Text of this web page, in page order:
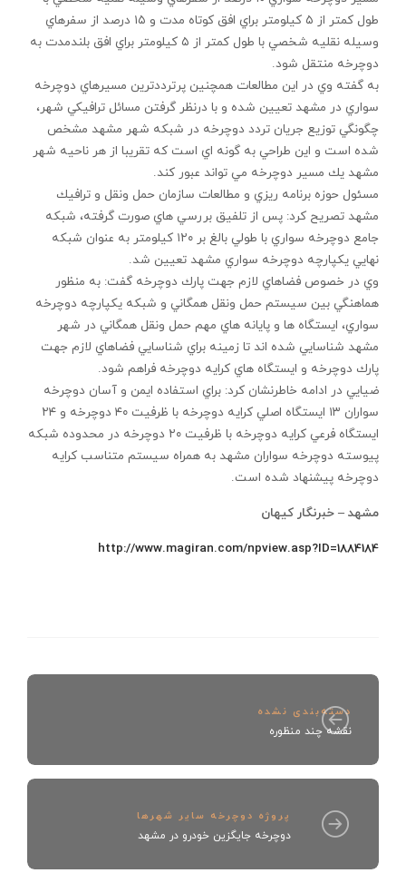
طول كمتر از ۵ كيلومتر براي افق كوتاه مدت و ۱۵ درصد از سفرهاي
وسيله نقليه شخصي با طول كمتر از ۵ كيلومتر براي افق بلندمدت به
دوچرخه منتقل شود.
به گفته وي در اين مطالعات همچنين پرترددترين مسيرهاي دوچرخه
سواري در مشهد تعيين شده و با درنظر گرفتن مسائل ترافيكي شهر،
چگونگي توزيع جريان تردد دوچرخه در شبكه شهر مشهد مشخص
شده است و اين طراحي به گونه اي است كه تقريبا از هر ناحيه شهر
مشهد يك مسير دوچرخه مي تواند عبور كند.
مسئول حوزه برنامه ريزي و مطالعات سازمان حمل ونقل و ترافيك
مشهد تصريح كرد: پس از تلفيق بررسي هاي صورت گرفته، شبكه
جامع دوچرخه سواري با طولي بالغ بر ۱۲۰ كيلومتر به عنوان شبكه
نهايي يكپارچه دوچرخه سواري مشهد تعيين شد.
وي در خصوص فضاهاي لازم جهت پارك دوچرخه گفت: به منظور
هماهنگي بين سيستم حمل ونقل همگاني و شبكه يكپارچه دوچرخه
سواري، ايستگاه ها و پايانه هاي مهم حمل ونقل همگاني در شهر
مشهد شناسايي شده اند تا زمينه براي شناسايي فضاهاي لازم جهت
پارك دوچرخه و ايستگاه هاي كرايه دوچرخه فراهم شود.
ضيايي در ادامه خاطرنشان كرد: براي استفاده ايمن و آسان دوچرخه
سواران ۱۳ ايستگاه اصلي كرايه دوچرخه با ظرفيت ۴۰ دوچرخه و ۲۴
ايستگاه فرعي كرايه دوچرخه با ظرفيت ۲۰ دوچرخه در محدوده شبكه
پيوسته دوچرخه سواران مشهد به همراه سيستم متناسب كرايه
دوچرخه پيشنهاد شده است.
مشهد – خبرنگار كيهان
http://www.magiran.com/npview.asp?ID=1884184
دسته‌بندی نشده
نقشه چند منظوره
پروژه دوچرخه سایر شهرها
دوچرخه جايگزين خودرو در مشهد